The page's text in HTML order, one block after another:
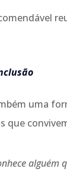
uma
que